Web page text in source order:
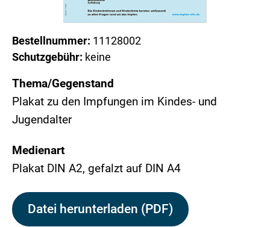
Bestellnummer: 11128002
Schutzgebühr: keine
Thema/Gegenstand
Plakat zu den Impfungen im Kindes- und
Jugendalter
Medienart
Plakat DIN A2, gefalzt auf DIN A4
Datei herunterladen (PDF)